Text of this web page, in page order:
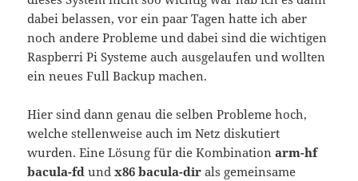
dabei belassen, vor ein paar Tagen hatte ich aber
noch andere Probleme und dabei sind die wichtigen
Raspberri Pi Systeme auch ausgelaufen und wollten
ein neues Full Backup machen.
Hier sind dann genau die selben Probleme hoch,
welche stellenweise auch im Netz diskutiert
wurden. Eine Lösung für die Kombinationarm-hf
bacula-fd undx86 bacula-dir als gemeinsame